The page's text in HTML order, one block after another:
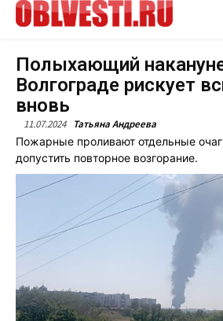
Полыхающий
Волгограде рискует
вновь
11.07.2024 Татьяна Андреева
Пожарные проливают отдельные
допустить повторное возгорание.